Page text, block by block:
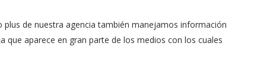
de nuestra agencia también manejamos información
aparece en gran parte de los medios con los cuales